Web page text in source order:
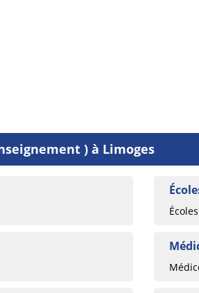
) à Limoges
Écoles